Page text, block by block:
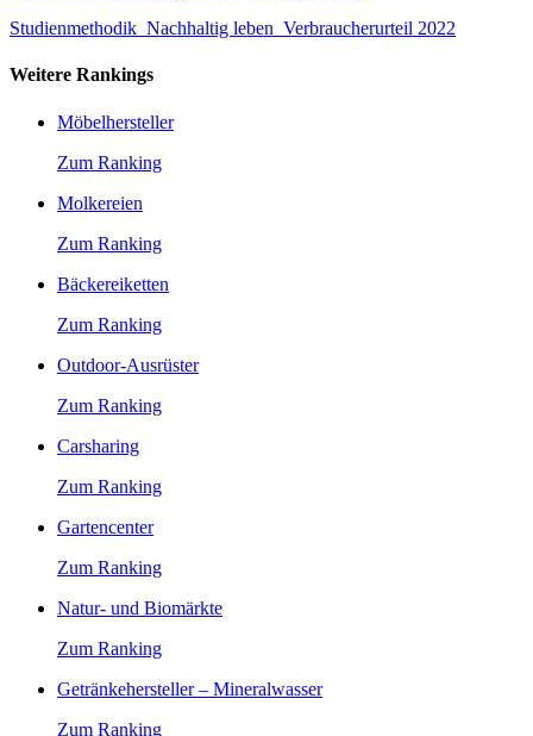
Studienmethodik_Nachhaltig leben_Verbraucherurteil 2022
Weitere Rankings
Möbelhersteller
Zum Ranking
Molkereien
Zum Ranking
Bäckereiketten
Zum Ranking
Outdoor-Ausrüster
Zum Ranking
Carsharing
Zum Ranking
Gartencenter
Zum Ranking
Natur- und Biomärkte
Zum Ranking
Getränkehersteller – Mineralwasser
Zum Ranking